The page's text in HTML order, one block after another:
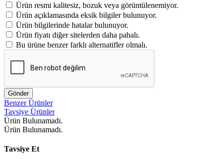
Ürün resmi kalitesiz, bozuk veya görüntülenemiyor.
Ürün açıklamasında eksik bilgiler bulunuyor.
Ürün bilgilerinde hatalar bulunuyor.
Ürün fiyatı diğer sitelerden daha pahalı.
Bu ürüne benzer farklı alternatifler olmalı.
Gönder
Benzer Ürünler
Tavsiye Ürünler
Ürün Bulunamadı.
Ürün Bulunamadı.
Tavsiye Et